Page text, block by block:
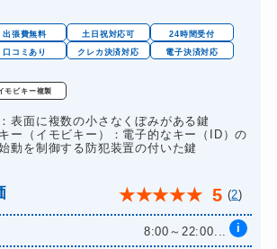
出張費無料 土日祝対応可
24時間受付
口コミあり クレカ決済対応
電子決済対応
モビキー複製
表面に複数の小さなくぼみがある鍵
ー（イモビキー）：電子的なキー（ID）の
動を制御する防犯装置の付いた鍵
★★★★★ 5 (2)
8:00～22:00... i